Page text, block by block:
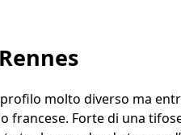
molto diverso ma
francese. Forte di una